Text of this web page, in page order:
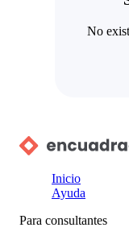
No
Inicio
Ayuda
Para consultantes